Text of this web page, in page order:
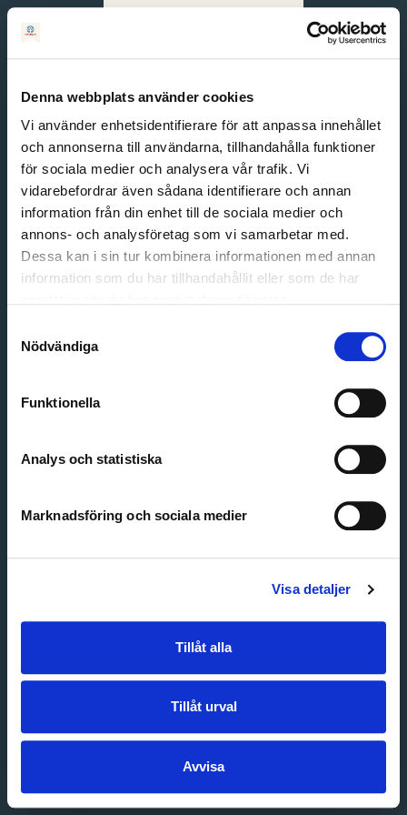
Denna webbplats använder cookies
Vi använder enhetsidentifierare för att anpassa innehållet
och annonserna till användarna, tillhandahålla funktioner
för sociala medier och analysera vår trafik. Vi
vidarebefordrar även sådana identifierare och annan
information från din enhet till de sociala medier och
annons- och analysföretag som vi samarbetar med.
Dessa kan i sin tur kombinera informationen med annan
information som du har tillhandahållit eller som de har
Nödvändiga
Funktionella
Analys och statistiska
Marknadsföring och sociala medier
Visa detaljer
Tillåt alla
Tillåt urval
Avvisa
English
Svenska
Email address
Customer service